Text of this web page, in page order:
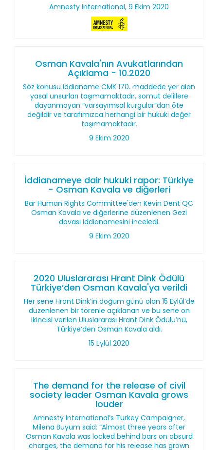
Amnesty International, 9 Ekim 2020
Osman Kavala'nın Avukatlarından
Açıklama - 10.2020
Söz konusu iddianame CMK 170. maddede yer alan
yasal unsurları taşımamaktadır, somut delillere
dayanmayan “varsayımsal kurgular”dan öte
değildir ve tarafımızca herhangi bir hukuki değer
taşımamaktadır.
9 Ekim 2020
İddianameye dair hukuki rapor: Türkiye
- Osman Kavala ve diğerleri
Bar Human Rights Committee'den Kevin Dent QC
Osman Kavala ve diğerlerine düzenlenen Gezi
davası iddianamesini inceledi.
9 Ekim 2020
2020 Uluslararası Hrant Dink Ödülü
Türkiye’den Osman Kavala'ya verildi
Her sene Hrant Dink’in doğum günü olan 15 Eylül’de
düzenlenen bir törenle açıklanan ve bu sene on
ikincisi verilen Uluslararası Hrant Dink Ödülü’nü,
Türkiye’den Osman Kavala aldı.
15 Eylül 2020
The demand for the release of civil
society leader Osman Kavala grows
louder
Amnesty International’s Turkey Campaigner,
Milena Buyum said: “Almost three years after
Osman Kavala was locked behind bars on absurd
charges, the demand for his release has grown